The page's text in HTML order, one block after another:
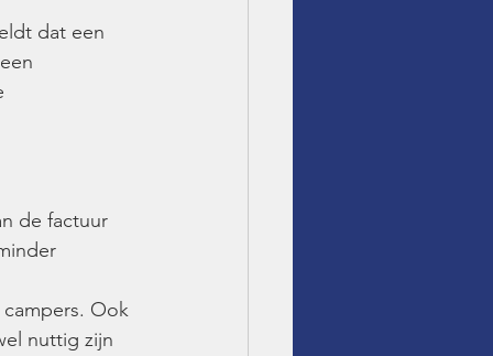
dat een
de factuur
Ook
nuttig zijn